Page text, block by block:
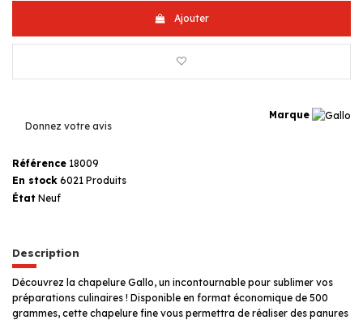
Ajouter
Marque
Donnez votre avis
Référence 18009
En stock 6021 Produits
État Neuf
Description
Découvrez la chapelure Gallo, un incontournable pour sublimer vos
préparations culinaires ! Disponible en format économique de 500
grammes, cette chapelure fine vous permettra de réaliser des panures